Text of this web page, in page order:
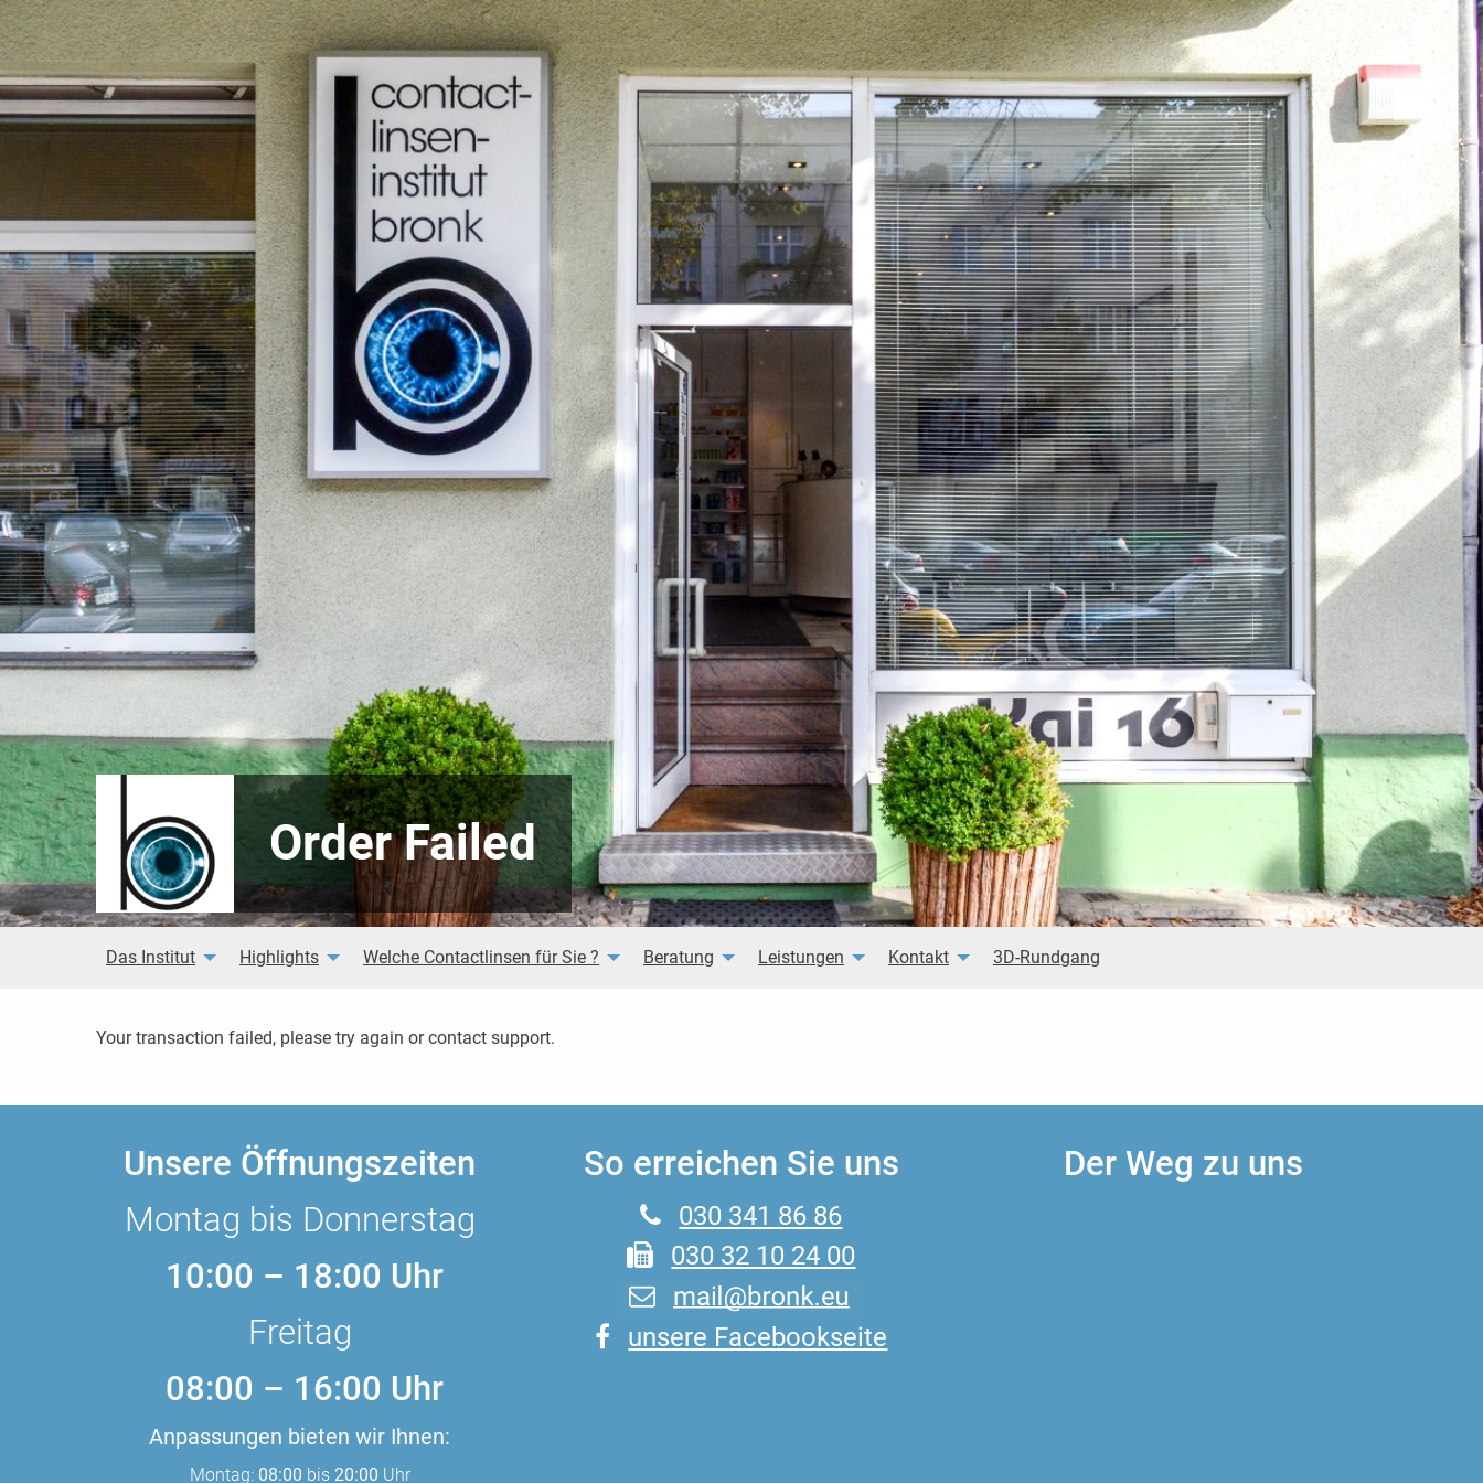
Order Failed
Das Institut Highlights Welche Contactlinsen für Sie ? Beratung Leistungen Kontakt 3D-Rundgang
Your transaction failed, please try again or contact support.
Unsere Öffnungszeiten
Montag bis Donnerstag
10:00 – 18:00 Uhr
Freitag
08:00 – 16:00 Uhr
Anpassungen bieten wir Ihnen:
Montag: 08:00 bis 20:00 Uhr
So erreichen Sie uns
030 341 86 86
030 32 10 24 00
unsere Facebookseite
Der Weg zu uns